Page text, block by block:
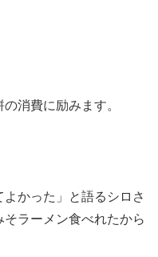
消費に励みます。
かった」と語るシロさ
ラーメン食べれたから